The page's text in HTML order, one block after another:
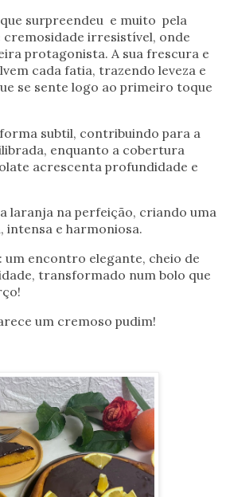
surpreendeu e muito pela
cremosidade irresistível, onde
protagonista. A sua frescura e
cada fatia, trazendo leveza e
se sente logo ao primeiro toque
subtil, contribuindo para a
enquanto a cobertura
acrescenta profundidade e
laranja na perfeição, criando uma
intensa e harmoniosa.
um encontro elegante, cheio de
transformado num bolo que
um cremoso pudim!